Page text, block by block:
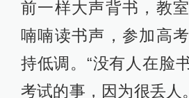
前一样大声背书，教
喃喃读书声，参加高
持低调。“没有人在脸
考试的事，因为很丢人